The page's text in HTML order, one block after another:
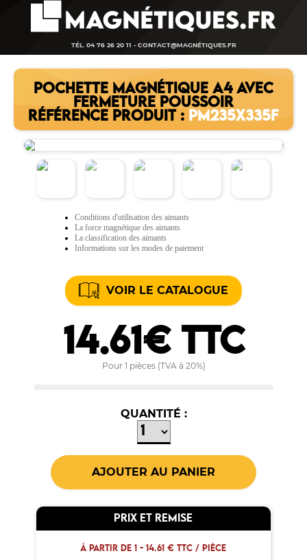
TÉL. 04 76 26 20 11 - CONTACT@MAGNÉTIQUES.FR
POCHETTE MAGNÉTIQUE A4 AVEC
FERMETURE POUSSOIR
RÉFÉRENCE PRODUIT : PM235X335F
Conditions d'utilisation des aimants
La force magnétique des aimants
La classification des aimants
Informations sur les modes de paiement
VOIR LE CATALOGUE
14.61€ TTC
Pour 1 pièces (TVA à 20%)
QUANTITÉ :
PRIX ET REMISE
À PARTIR DE 1 -14.61 € TTC / PIÈCE